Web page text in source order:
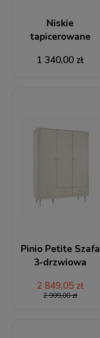
Niskie
tapicerowane
dziecięce Monti
1 340,00 zł
Pinio Petite Szafa
3-drzwiowa
2 999,00 zł
2 849,05 zł